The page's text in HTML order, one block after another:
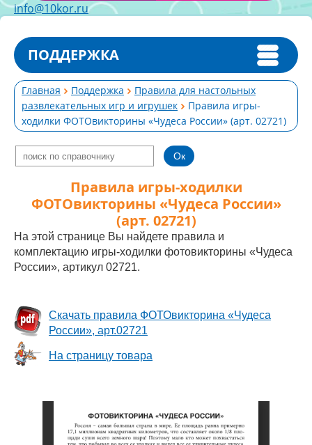
info@10kor.ru
ПОДДЕРЖКА
Главная Поддержка
Правила для настольных
развлекательных игр и игрушек
Правила игры-
ходилки ФОТОвикторины «Чудеса России» (арт. 02721)
Правила игры-ходилки
ФОТОвикторины «Чудеса России»
(арт. 02721)
На этой странице Вы найдете правила и
комплектацию игры-ходилки фотовикторины «Чудеса
России», артикул 02721.
Скачать правила ФОТОвикторина «Чудеса
России», арт.02721
На страницу товара